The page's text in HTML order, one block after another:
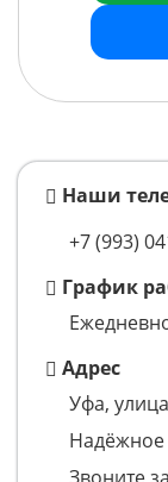
Наши
+7 (993)
График
Адрес
Уфа,
Надёжное